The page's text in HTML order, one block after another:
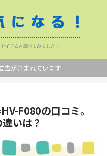
告が含まれています
F080の口コミ。
いは？